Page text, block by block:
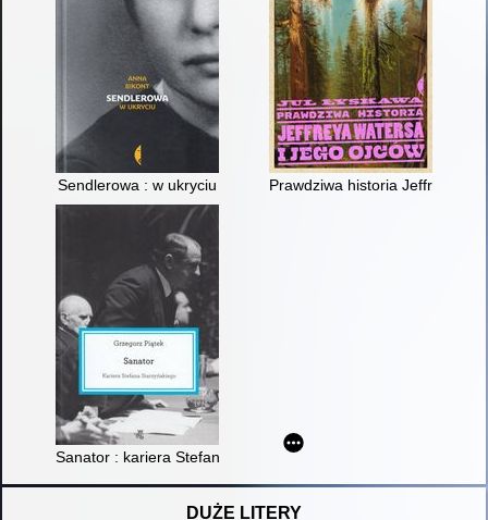
Sendlerowa : w ukryciu Prawdziwa historia Jeffreya
Sanator : kariera Stefana Starzyńskiego
DUŻE LITERY